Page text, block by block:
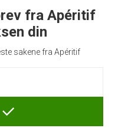
fra Apéritif
din
sakene fra Apéritif